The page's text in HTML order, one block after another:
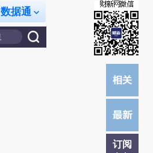
数据通
订阅